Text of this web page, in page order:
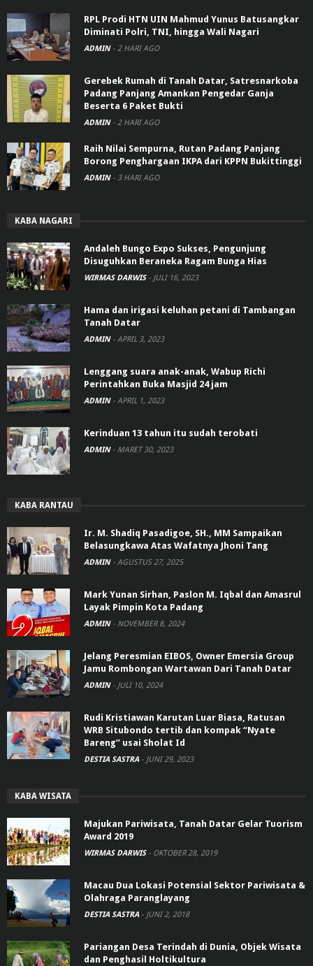
RPL Prodi HTN UIN Mahmud Yunus Batusangkar
Diminati Polri, TNI, hingga Wali Nagari
ADMIN - 2 HARI AGO
Gerebek Rumah di Tanah Datar, Satresnarkoba
Padang Panjang Amankan Pengedar Ganja
Beserta 6 Paket Bukti
ADMIN - 2 HARI AGO
Raih Nilai Sempurna, Rutan Padang Panjang
Borong Penghargaan IKPA dari KPPN Bukittinggi
ADMIN - 3 HARI AGO
KABA NAGARI
Andaleh Bungo Expo Sukses, Pengunjung
Disuguhkan Beraneka Ragam Bunga Hias
WIRMAS DARWIS - JULI 16, 2023
Hama dan irigasi keluhan petani di Tambangan
Tanah Datar
ADMIN - APRIL 3, 2023
Lenggang suara anak-anak, Wabup Richi
Perintahkan Buka Masjid 24 jam
ADMIN - APRIL 1, 2023
Kerinduan 13 tahun itu sudah terobati
ADMIN - MARET 30, 2023
KABA RANTAU
Ir. M. Shadiq Pasadigoe, SH., MM Sampaikan
Belasungkawa Atas Wafatnya Jhoni Tang
ADMIN - AGUSTUS 27, 2025
Mark Yunan Sirhan, Paslon M. Iqbal dan Amasrul
Layak Pimpin Kota Padang
ADMIN - NOVEMBER 8, 2024
Jelang Peresmian EIBOS, Owner Emersia Group
Jamu Rombongan Wartawan Dari Tanah Datar
ADMIN - JULI 10, 2024
Rudi Kristiawan Karutan Luar Biasa, Ratusan
WRB Situbondo tertib dan kompak “Nyate
Bareng” usai Sholat Id
DESTIA SASTRA - JUNI 29, 2023
KABA WISATA
Majukan Pariwisata, Tanah Datar Gelar Tuorism
Award 2019
WIRMAS DARWIS - OKTOBER 28, 2019
Macau Dua Lokasi Potensial Sektor Pariwisata &
Olahraga Paranglayang
DESTIA SASTRA - JUNI 2, 2018
Pariangan Desa Terindah di Dunia, Objek Wisata
dan Penghasil Holtikultura